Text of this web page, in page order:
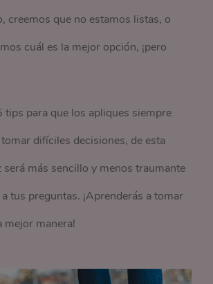
creemos que no estamos listas, o
cuál es la mejor opción, ¡pero
tips para que los apliques siempre
difíciles decisiones, de esta
será más sencillo y menos traumante
tus preguntas. ¡Aprenderás a tomar
mejor manera!